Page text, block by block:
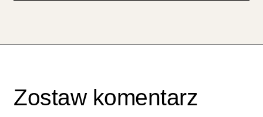
Zostaw komentarz